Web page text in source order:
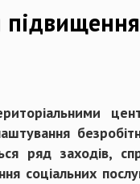
ряд заходів,
соціальних